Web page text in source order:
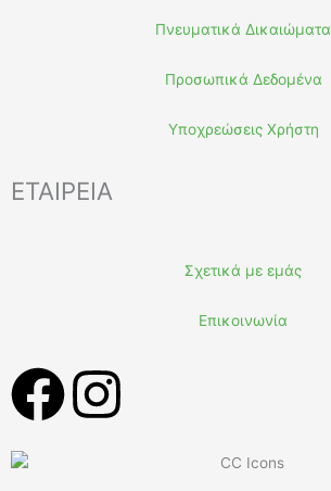
Πνευματικά Δικαιώματα
Προσωπικά Δεδομένα
Υποχρεώσεις Χρήστη
ΕΤΑΙΡΕΙΑ
Σχετικά με εμάς
Επικοινωνία
F I